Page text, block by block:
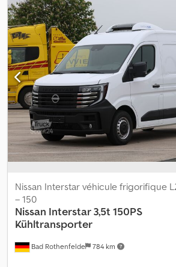
Bad Rothenfelde 784 km
Nissan Interstar véhicule frigorifique
– 150
Nissan Interstar 3,5t 150PS
Kühltransporter